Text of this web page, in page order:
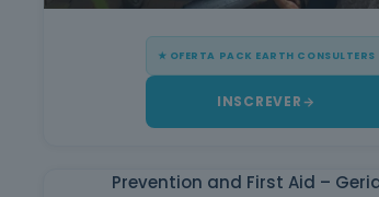
★ OFERTA PACK EARTH CONSULTERS
INSCREVER
Prevention and First Aid –